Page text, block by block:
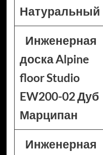
Натуральный
Инженерная
доска Alpine
floor Studio
EW200-02 Дуб
Марципан
Инженерная